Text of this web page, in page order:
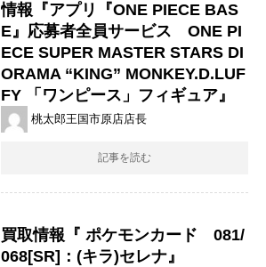
情報『アプリ『ONE PIECE BAS
E』応募者全員サービス ONE PI
ECE SUPER MASTER STARS DI
ORAMA “KING” MONKEY.D.LUF
FY 「ワンピース」フィギュア』
桃太郎王国市原店店長
記事を読む
買取情報『 ポケモンカード 081/
068[SR]：(キラ)セレナ』